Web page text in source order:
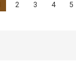
2 3 4 5